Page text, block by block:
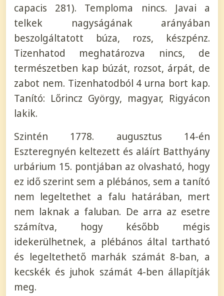
capacis 281). Temploma nincs. Javai a
telkek nagyságának arányában
beszolgáltatott búza, rozs, készpénz.
Tizenhatod meghatározva nincs, de
természetben kap búzát, rozsot, árpát, de
zabot nem. Tizenhatodból 4 urna bort kap.
Tanító: Lőrincz György, magyar, Rigyácon
lakik.
Szintén 1778. augusztus 14-én
Eszteregnyén keltezett és aláírt Batthyány
urbárium 15. pontjában az olvasható, hogy
ez idő szerint sem a plébános, sem a tanító
nem legeltethet a falu határában, mert
nem laknak a faluban. De arra az esetre
számítva, hogy később mégis
idekerülhetnek, a plébános által tartható
és legeltethető marhák számát 8-ban, a
kecskék és juhok számát 4-ben állapítják
meg.